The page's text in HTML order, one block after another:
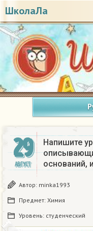
ШколаЛа
29
АВГУСТ
Напишите
оснований,
Автор: minka1993
Предмет: Химия
Уровень: студенческий